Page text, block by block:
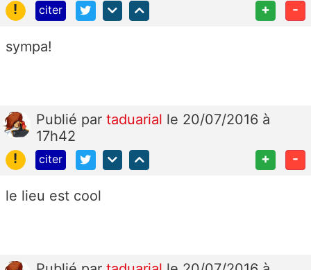
!
citer + -
sympa!
Publié par taduarial le 20/07/2016 à
17h42
!
citer + -
le lieu est cool